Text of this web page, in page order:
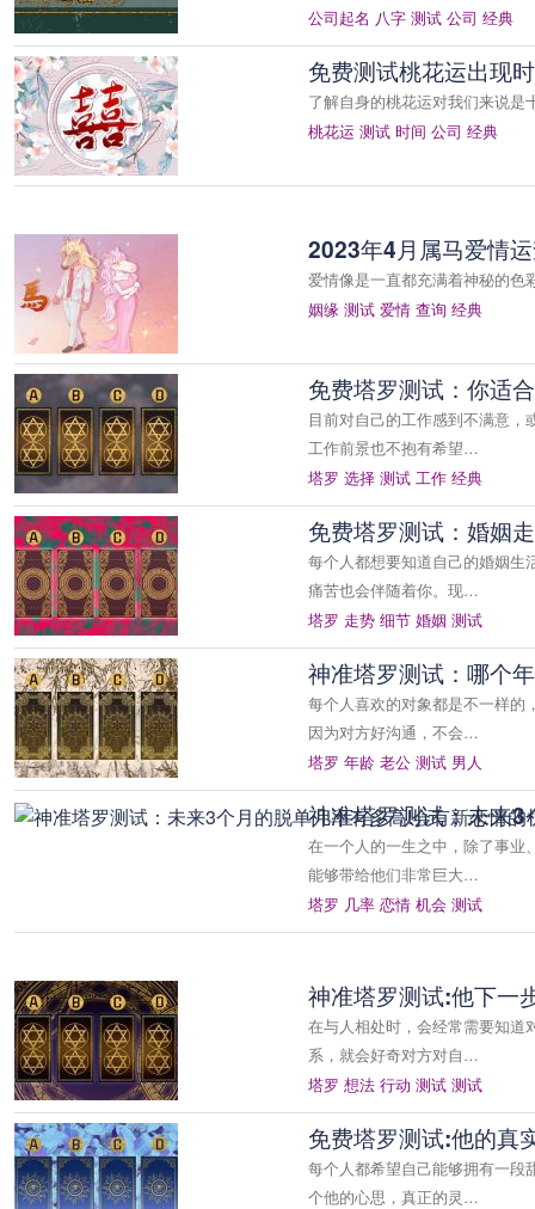
公司起名 八字 测试 公司 经典
免费测试桃花运出现
了解自身的桃花运对我们来说是
桃花运 测试 时间 公司 经典
2023年4月属马爱情
爱情像是一直都充满着神秘的色
姻缘 测试 爱情 查询 经典
免费塔罗测试：你适
目前对自己的工作感到不满意
工作前景也不抱有希望…
塔罗 选择 测试 工作 经典
免费塔罗测试：婚姻
每个人都想要知道自己的婚姻生
痛苦也会伴随着你。现…
塔罗 走势 细节 婚姻 测试
神准塔罗测试：哪个
每个人喜欢的对象都是不一样的
因为对方好沟通，不会…
塔罗 年龄 老公 测试 男人
神准塔罗测试：未来
在一个人的一生之中，除了事业
能够带给他们非常巨大…
塔罗 几率 恋情 机会 测试
神准塔罗测试:他下一
在与人相处时，会经常需要知道
系，就会好奇对方对自…
塔罗 想法 行动 测试 测试
免费塔罗测试:他的真
每个人都希望自己能够拥有一段
个他的心思，真正的灵…